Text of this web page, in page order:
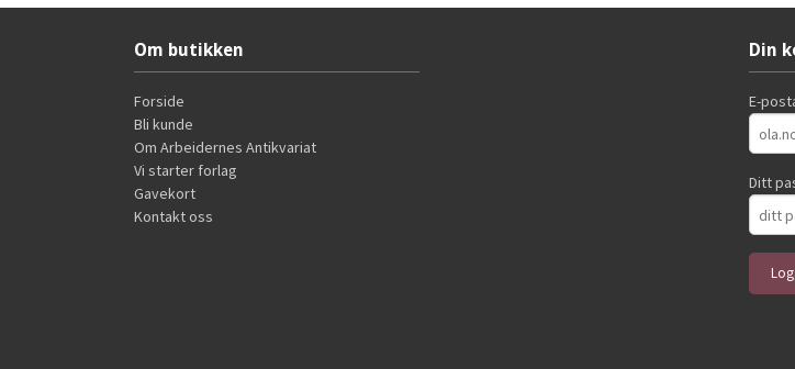
Om butikken
Forside
Bli kunde
Om Arbeidernes Antikvariat
Vi starter forlag
Gavekort
Kontakt oss
Din
E-
Ditt